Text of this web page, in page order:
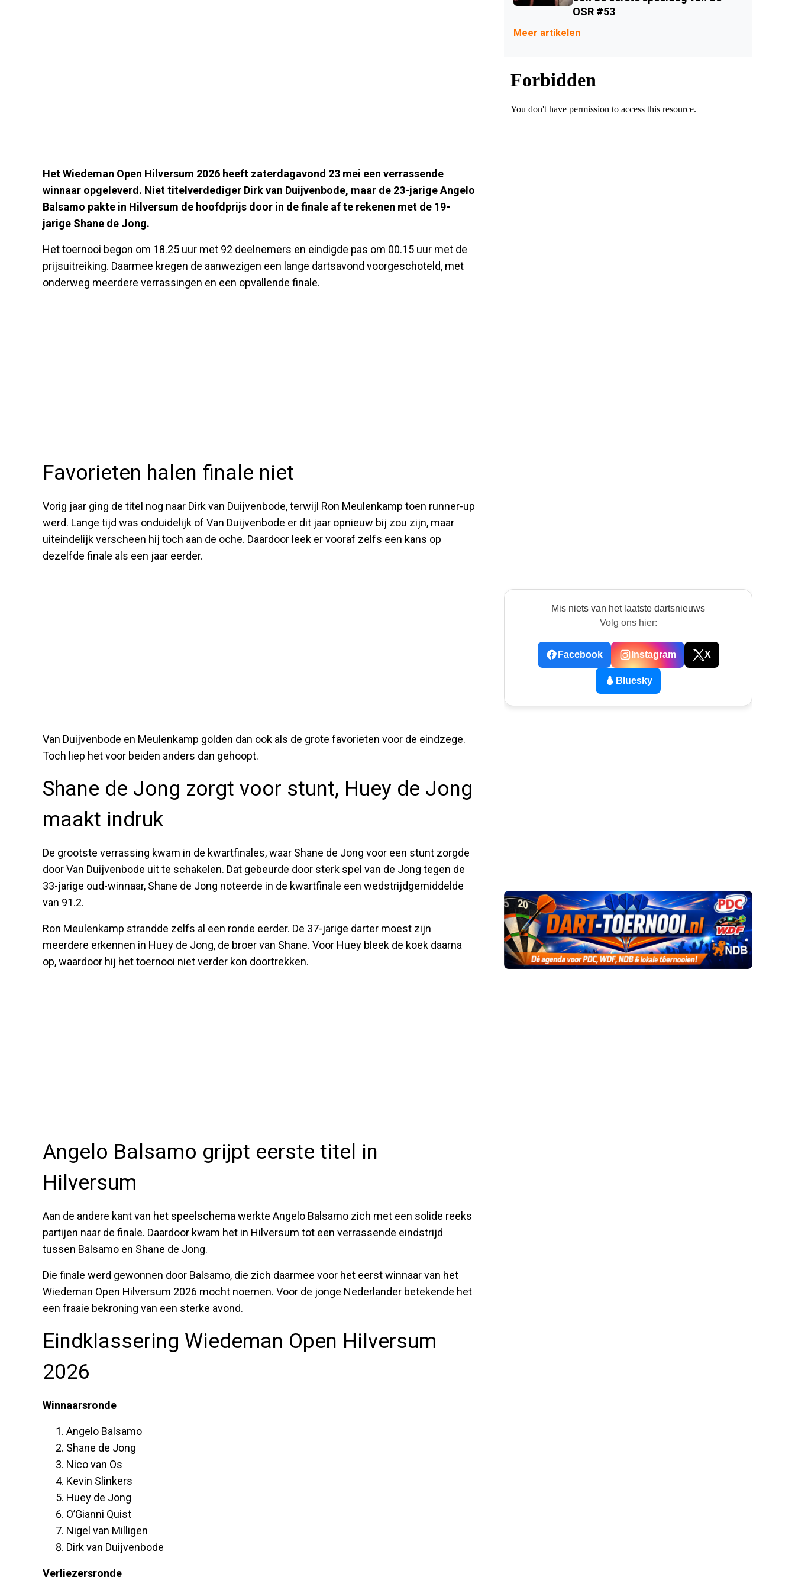
Het Wiedeman Open Hilversum 2026 heeft zaterdagavond 23 mei een verrassende
winnaar opgeleverd. Niet titelverdediger Dirk van Duijvenbode, maar de 23-jarige Angelo
Balsamo pakte in Hilversum de hoofdprijs door in de finale af te rekenen met de 19-
jarige Shane de Jong.
Het toernooi begon om 18.25 uur met 92 deelnemers en eindigde pas om 00.15 uur met de
prijsuitreiking. Daarmee kregen de aanwezigen een lange dartsavond voorgeschoteld, met
onderweg meerdere verrassingen en een opvallende finale.
Favorieten halen finale niet
Vorig jaar ging de titel nog naar Dirk van Duijvenbode, terwijl Ron Meulenkamp toen runner-up
werd. Lange tijd was onduidelijk of Van Duijvenbode er dit jaar opnieuw bij zou zijn, maar
uiteindelijk verscheen hij toch aan de oche. Daardoor leek er vooraf zelfs een kans op
dezelfde finale als een jaar eerder.
Van Duijvenbode en Meulenkamp golden dan ook als de grote favorieten voor de eindzege.
Toch liep het voor beiden anders dan gehoopt.
Shane de Jong zorgt voor stunt, Huey de Jong
maakt indruk
De grootste verrassing kwam in de kwartfinales, waar Shane de Jong voor een stunt zorgde
door Van Duijvenbode uit te schakelen. Dat gebeurde door sterk spel van de Jong tegen de
33-jarige oud-winnaar, Shane de Jong noteerde in de kwartfinale een wedstrijdgemiddelde
van 91.2.
Ron Meulenkamp strandde zelfs al een ronde eerder. De 37-jarige darter moest zijn
meerdere erkennen in Huey de Jong, de broer van Shane. Voor Huey bleek de koek daarna
op, waardoor hij het toernooi niet verder kon doortrekken.
Angelo Balsamo grijpt eerste titel in
Hilversum
Aan de andere kant van het speelschema werkte Angelo Balsamo zich met een solide reeks
partijen naar de finale. Daardoor kwam het in Hilversum tot een verrassende eindstrijd
tussen Balsamo en Shane de Jong.
Die finale werd gewonnen door Balsamo, die zich daarmee voor het eerst winnaar van het
Wiedeman Open Hilversum 2026 mocht noemen. Voor de jonge Nederlander betekende het
een fraaie bekroning van een sterke avond.
Eindklassering Wiedeman Open Hilversum
2026
Winnaarsronde
Angelo Balsamo
Shane de Jong
Nico van Os
Kevin Slinkers
Huey de Jong
O’Gianni Quist
Nigel van Milligen
Dirk van Duijvenbode
Verliezersronde
OSR #53
Meer artikelen
Mis niets van het laatste dartsnieuws
Volg ons hier:
Facebook Instagram X
Bluesky